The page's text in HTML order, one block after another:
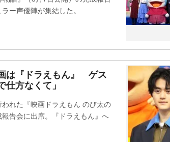
ー声優陣が集結した。
は『ドラえもん』 ゲス
仕方なくて」
れた『映画ドラえもん のび太の
告会に出席。『ドラえもん』へ